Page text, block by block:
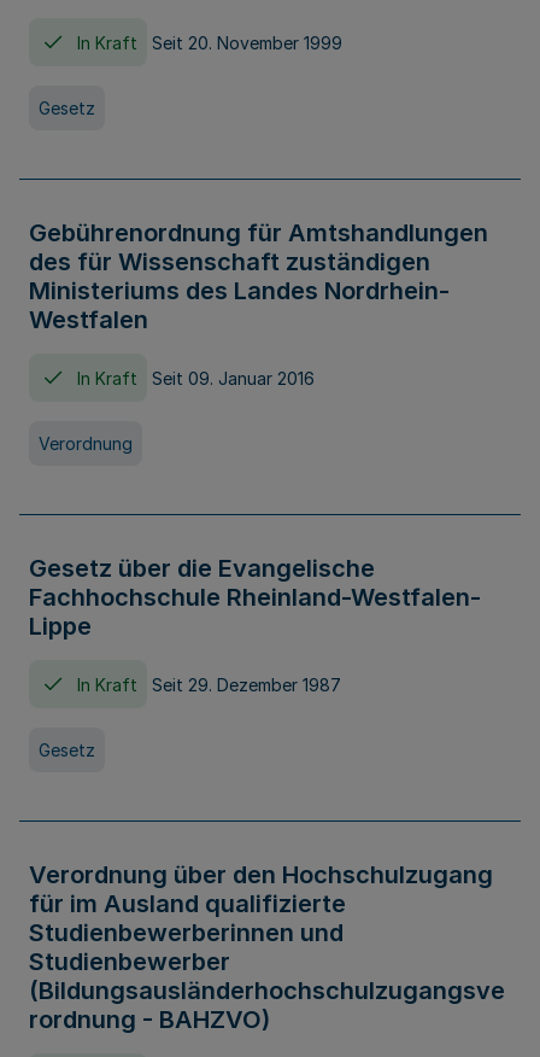
In Kraft Seit 20. November 1999
Gesetz
Gebührenordnung für Amtshandlungen
des für Wissenschaft zuständigen
Ministeriums des Landes Nordrhein-
Westfalen
In Kraft Seit 09. Januar 2016
Verordnung
Gesetz über die Evangelische
Fachhochschule Rheinland-Westfalen-
Lippe
In Kraft Seit 29. Dezember 1987
Gesetz
Verordnung über den Hochschulzugang
für im Ausland qualifizierte
Studienbewerberinnen und
Studienbewerber
(Bildungsausländerhochschulzugangsve
rordnung - BAHZVO)